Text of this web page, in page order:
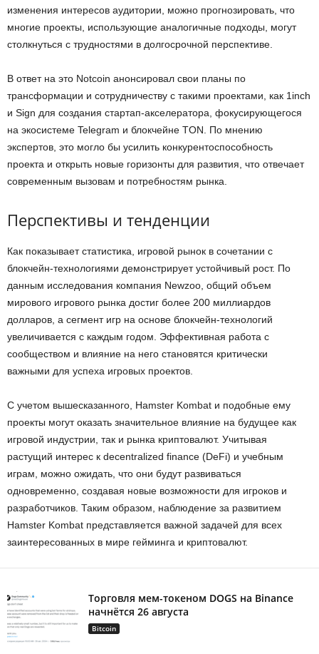
изменения интересов аудитории, можно прогнозировать, что
многие проекты, использующие аналогичные подходы, могут
столкнуться с трудностями в долгосрочной перспективе.
В ответ на это Notcoin анонсировал свои планы по
трансформации и сотрудничеству с такими проектами, как 1inch
и Sign для создания стартап-акселератора, фокусирующегося
на экосистеме Telegram и блокчейне TON. По мнению
экспертов, это могло бы усилить конкурентоспособность
проекта и открыть новые горизонты для развития, что отвечает
современным вызовам и потребностям рынка.
Перспективы и тенденции
Как показывает статистика, игровой рынок в сочетании с
блокчейн-технологиями демонстрирует устойчивый рост. По
данным исследования компания Newzoo, общий объем
мирового игрового рынка достиг более 200 миллиардов
долларов, а сегмент игр на основе блокчейн-технологий
увеличивается с каждым годом. Эффективная работа с
сообществом и влияние на него становятся критически
важными для успеха игровых проектов.
С учетом вышесказанного, Hamster Kombat и подобные ему
проекты могут оказать значительное влияние на будущее как
игровой индустрии, так и рынка криптовалют. Учитывая
растущий интерес к decentralized finance (DeFi) и учебным
играм, можно ожидать, что они будут развиваться
одновременно, создавая новые возможности для игроков и
разработчиков. Таким образом, наблюдение за развитием
Hamster Kombat представляется важной задачей для всех
заинтересованных в мире гейминга и криптовалют.
Торговля мем-токеном DOGS на Binance
начнётся 26 августа
Bitcoin